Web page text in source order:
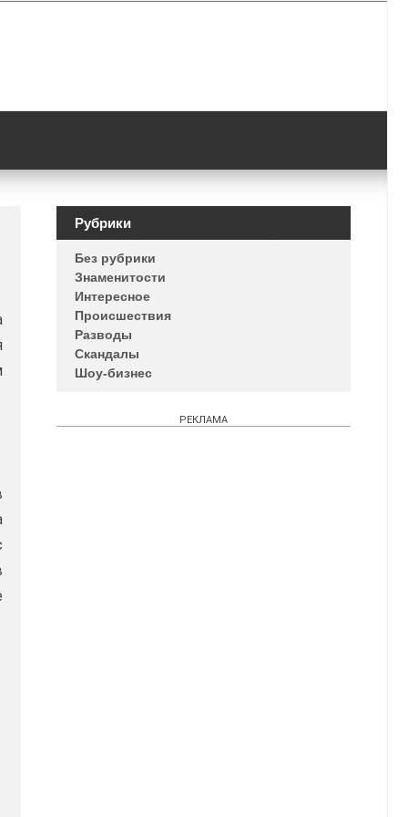
Рубрики
Без рубрики
Знаменитости
Интересное
Происшествия
Разводы
Скандалы
Шоу-бизнес
РЕКЛАМА